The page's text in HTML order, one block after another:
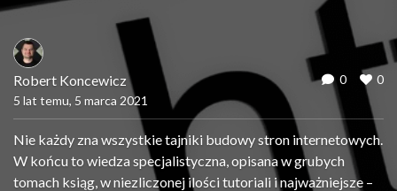
Robert Koncewicz
5 lat temu, 5 marca 2021
0 0
Nie każdy zna wszystkie tajniki budowy stron internetowych.
W końcu to wiedza specjalistyczna, opisana w grubych
tomach ksiąg, w niezliczonej ilości tutoriali i najważniejsze –